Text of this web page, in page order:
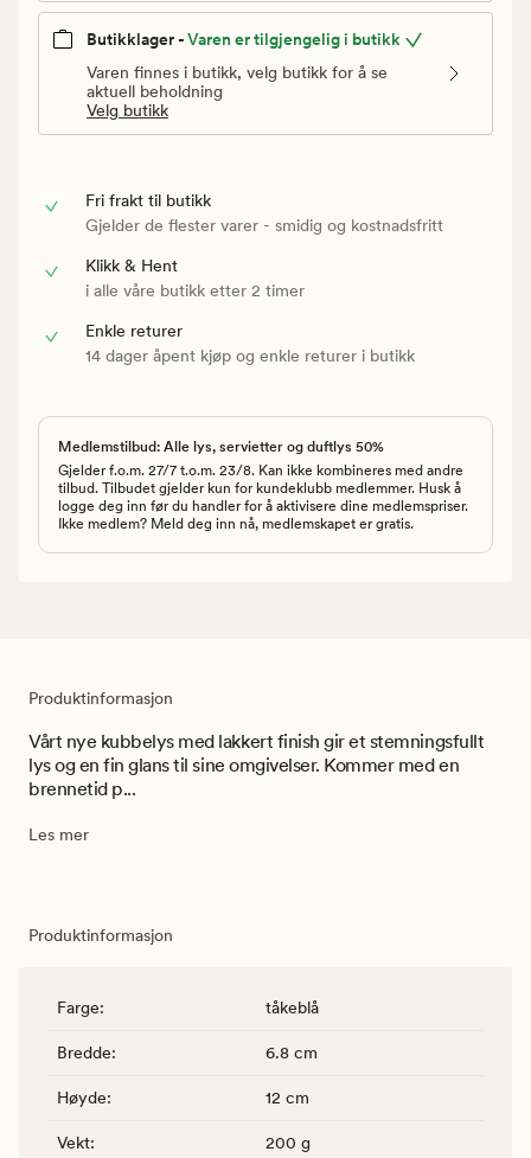
Butikklager -Varen er tilgjengelig i butikk
Varen finnes i butikk, velg butikk for å se
aktuell beholdning
Velg butikk
Fri frakt til butikk
Gjelder de flester varer - smidig og kostnadsfritt
Klikk & Hent
i alle våre butikk etter 2 timer
Enkle returer
14 dager åpent kjøp og enkle returer i butikk
Medlemstilbud: Alle lys, servietter og duftlys 50%
Gjelder f.o.m. 27/7 t.o.m. 23/8. Kan ikke kombineres med andre
tilbud. Tilbudet gjelder kun for kundeklubb medlemmer. Husk å
logge deg inn før du handler for å aktivisere dine medlemspriser.
Ikke medlem? Meld deg inn nå, medlemskapet er gratis.
Produktinformasjon
Vårt nye kubbelys med lakkert finish gir et stemningsfullt
lys og en fin glans til sine omgivelser. Kommer med en
brennetid p...
Les mer
Produktinformasjon
Farge: tåkeblå
Bredde: 6.8 cm
Høyde: 12 cm
Vekt: 200 g